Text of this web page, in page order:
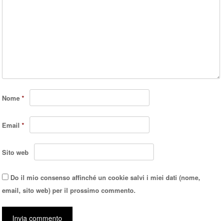
Nome*
Email*
Sito web
Do il mio consenso affinché un cookie salvi i miei dati (nome,
email, sito web) per il prossimo commento.